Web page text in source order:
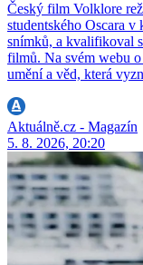
Český film Volklore
studentského Oscara
snímků, a kvalifikoval
filmů. Na svém webu
umění a věd, která
Aktuálně.cz - Magazín
5. 8. 2026, 20:20